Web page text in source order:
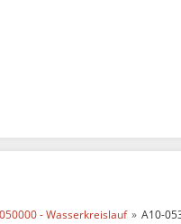
- Wasserkreislauf A10-